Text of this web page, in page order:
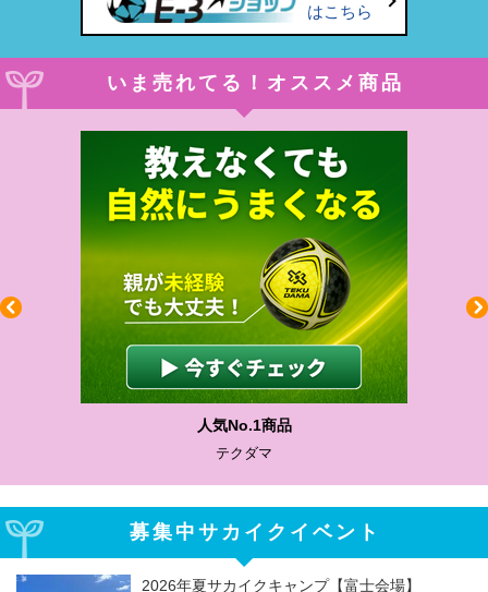
はこちら
いま売れてる！オススメ商品
人気No.1商品
テクダマ
募集中サカイクイベント
2026年夏サカイクキャンプ【富士会場】